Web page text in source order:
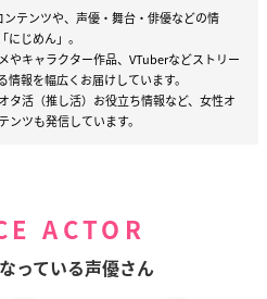
テンツや、声優・舞台・俳優などの情
じめん」。
やキャラクター作品、VTuberなどストリー
報を幅広くお届けしています。
タ活（推し活）お役立ち情報など、女性オ
ツも発信しています。
ACTOR
っている声優さん